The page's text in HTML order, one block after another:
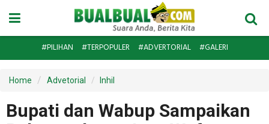
#PILIHAN #TERPOPULER #ADVERTORIAL #GALERI
Home Advetorial Inhil
Bupati dan Wabup Sampaikan